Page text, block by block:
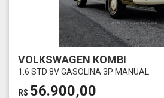
VOLKSWAGEN KOMBI
1.6 STD 8V GASOLINA 3P MANUAL
R$ 56.900,00